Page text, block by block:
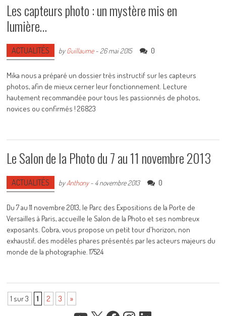
Les capteurs photo : un mystère mis en
lumière…
ACTUALITÉS byGuillaume-26 mai 2015 0
Mika nous a préparé un dossier très instructif sur les capteurs
photos, afin de mieux cerner leur fonctionnement. Lecture
hautement recommandée pour tous les passionnés de photos,
novices ou confirmés ! 26823
Le Salon de la Photo du 7 au 11 novembre 2013
ACTUALITÉS byAnthony- 4 novembre 2013 0
Du 7 au 11 novembre 2013, le Parc des Expositions de la Porte de
Versailles à Paris, accueille le Salon de la Photo et ses nombreux
exposants. Cobra, vous propose un petit tour d'horizon, non
exhaustif, des modèles phares présentés par les acteurs majeurs du
monde de la photographie. 17524
1 sur 3 1 2 3 »
YOUTUBE FACEBOOKINSTAGRAM